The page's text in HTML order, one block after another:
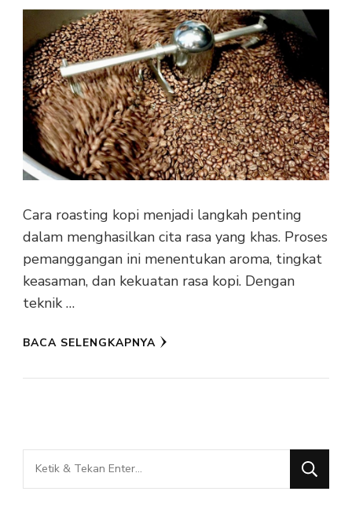
Cara roasting kopi menjadi langkah penting
dalam menghasilkan cita rasa yang khas. Proses
pemanggangan ini menentukan aroma, tingkat
keasaman, dan kekuatan rasa kopi. Dengan
teknik …
BACA SELENGKAPNYA
Mencari
Sesuatu?